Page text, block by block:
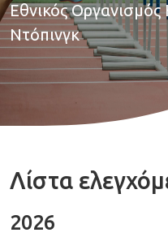
Εθνικός
Ντόπινγκ
Λίστα
2026